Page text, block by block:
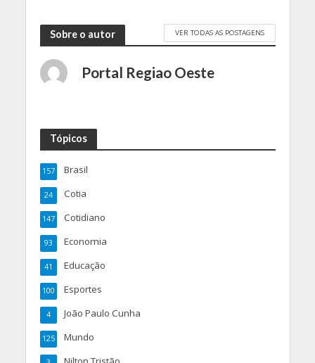
Sobre o autor VER TODAS AS POSTAGENS
Portal Regiao Oeste
Tópicos
Brasil
157
Cotia
24
Cotidiano
147
Economia
93
Educação
41
Esportes
100
João Paulo Cunha
4
Mundo
125